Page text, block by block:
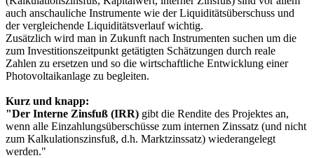
auch anschauliche Instrumente wie der Liquiditätsüberschuss und
der vergleichende Liquiditätsverlauf wichtig.
Zusätzlich wird man in Zukunft nach Instrumenten suchen um die
zum Investitionszeitpunkt getätigten Schätzungen durch reale
Zahlen zu ersetzen und so die wirtschaftliche Entwicklung einer
Photovoltaikanlage zu begleiten.
Kurz und knapp:
"Der Interne Zinsfuß (IRR) gibt die Rendite des Projektes an,
wenn alle Einzahlungsüberschüsse zum internen Zinssatz (und nicht
zum Kalkulationszinsfuß, d.h. Marktzinssatz) wiederangelegt
werden."